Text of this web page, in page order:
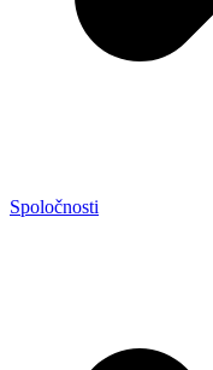
Spoločnosti